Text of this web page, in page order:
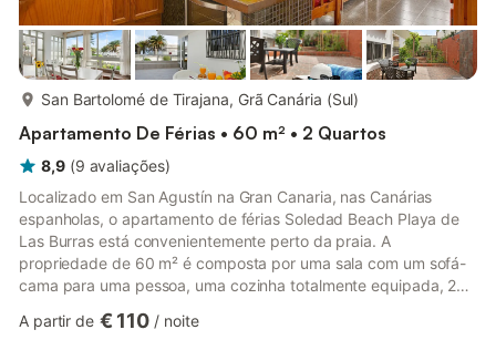
San Bartolomé de Tirajana, Grã Canária (Sul)
Apartamento De Férias • 60 m² • 2 Quartos
8,9 (9 avaliações)
Localizado em San Agustín na Gran Canaria, nas Canárias
espanholas, o apartamento de férias Soledad Beach Playa de
Las Burras está convenientemente perto da praia. A
propriedade de 60 m² é composta por uma sala com um sofá-
cama para uma pessoa, uma cozinha totalmente equipada, 2
apartamento também dispõe de Wi-Fi de alta velocidade
A partir de € 110 / noite